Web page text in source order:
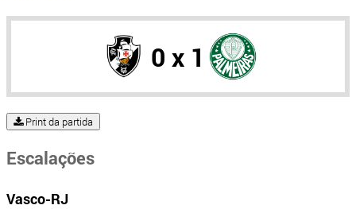
0 x 1
Print da partida
Escalações
Vasco-RJ